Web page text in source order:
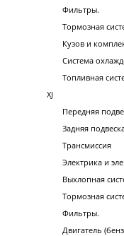
Фильтры.
Тормозная
Кузов и
Система
Топливная
XJ
Передняя
Задняя
Трансмиссия
Электрика и
Выхлопная
Тормозная
Фильтры.
Двигатель